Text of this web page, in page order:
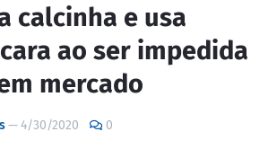
calcinha e usa
ao ser impedida
mercado
—4/30/2020 0